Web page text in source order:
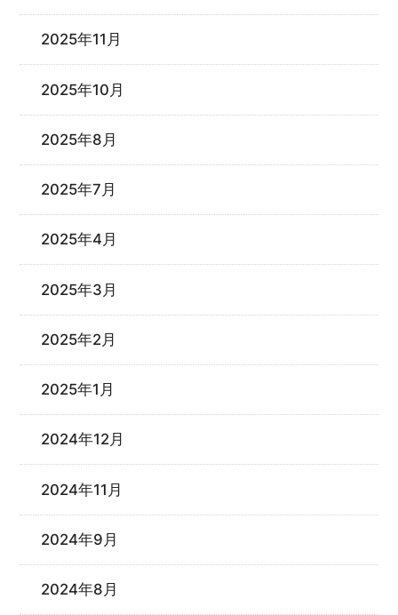
2025年11月
2025年10月
2025年8月
2025年7月
2025年4月
2025年3月
2025年2月
2025年1月
2024年12月
2024年11月
2024年9月
2024年8月